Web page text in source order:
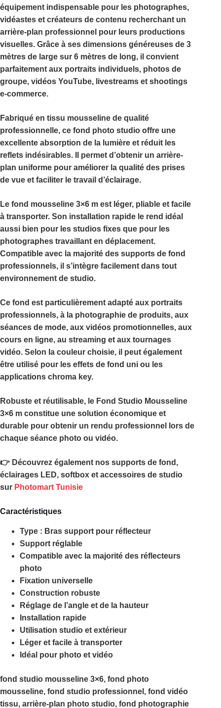
équipement indispensable pour les photographes,
vidéastes et créateurs de contenu recherchant un
arrière-plan professionnel pour leurs productions
visuelles. Grâce à ses dimensions généreuses de 3
mètres de large sur 6 mètres de long, il convient
parfaitement aux portraits individuels, photos de
groupe, vidéos YouTube, livestreams et shootings
e-commerce.
Fabriqué en tissu mousseline de qualité
professionnelle, ce fond photo studio offre une
excellente absorption de la lumière et réduit les
reflets indésirables. Il permet d’obtenir un arrière-
plan uniforme pour améliorer la qualité des prises
de vue et faciliter le travail d’éclairage.
Le fond mousseline 3×6 m est léger, pliable et facile
à transporter. Son installation rapide le rend idéal
aussi bien pour les studios fixes que pour les
photographes travaillant en déplacement.
Compatible avec la majorité des supports de fond
professionnels, il s’intègre facilement dans tout
environnement de studio.
Ce fond est particulièrement adapté aux portraits
professionnels, à la photographie de produits, aux
séances de mode, aux vidéos promotionnelles, aux
cours en ligne, au streaming et aux tournages
vidéo. Selon la couleur choisie, il peut également
être utilisé pour les effets de fond uni ou les
applications chroma key.
Robuste et réutilisable, le Fond Studio Mousseline
3×6 m constitue une solution économique et
durable pour obtenir un rendu professionnel lors de
chaque séance photo ou vidéo.
👉 Découvrez également nos supports de fond,
éclairages LED, softbox et accessoires de studio
sur Photomart Tunisie
Caractéristiques
Type : Bras support pour réflecteur
Support réglable
Compatible avec la majorité des réflecteurs
photo
Fixation universelle
Construction robuste
Réglage de l’angle et de la hauteur
Installation rapide
Utilisation studio et extérieur
Léger et facile à transporter
Idéal pour photo et vidéo
fond studio mousseline 3×6, fond photo
mousseline, fond studio professionnel, fond vidéo
tissu, arrière-plan photo studio, fond photographie